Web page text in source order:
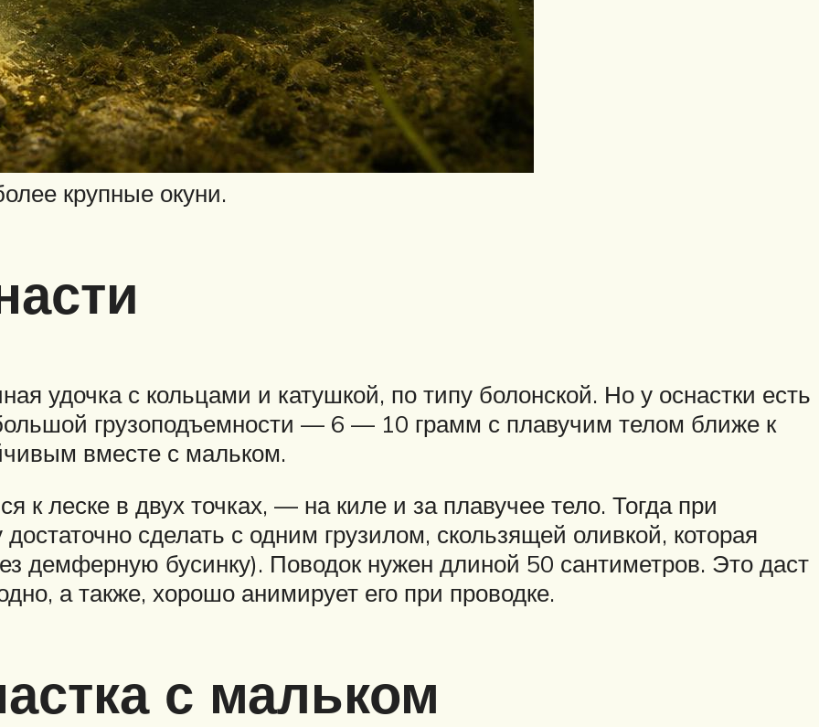
крупные окуни.
удочка с кольцами и катушкой, по типу болонской. Но у оснастки есть
грузоподъемности — 6 — 10 грамм с плавучим телом ближе к
вместе с мальком.
к леске в двух точках, — на киле и за плавучее тело. Тогда при
достаточно сделать с одним грузилом, скользящей оливкой, которая
демферную бусинку). Поводок нужен длиной 50 сантиметров. Это даст
а также, хорошо анимирует его при проводке.
с мальком